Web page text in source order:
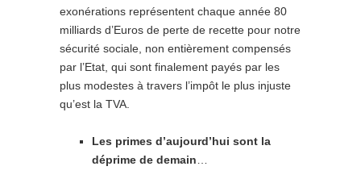
exonérations représentent chaque année 80
milliards d’Euros de perte de recette pour notre
sécurité sociale, non entièrement compensés
par l’Etat, qui sont finalement payés par les
plus modestes à travers l’impôt le plus injuste
qu’est la TVA.
Les primes d’aujourd’hui sont la
déprime de demain